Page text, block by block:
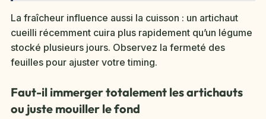
La fraîcheur influence aussi la cuisson : un artichaut
cueilli récemment cuira plus rapidement qu’un légume
stocké plusieurs jours. Observez la fermeté des
feuilles pour ajuster votre timing.
Faut-il immerger totalement les artichauts
ou juste mouiller le fond